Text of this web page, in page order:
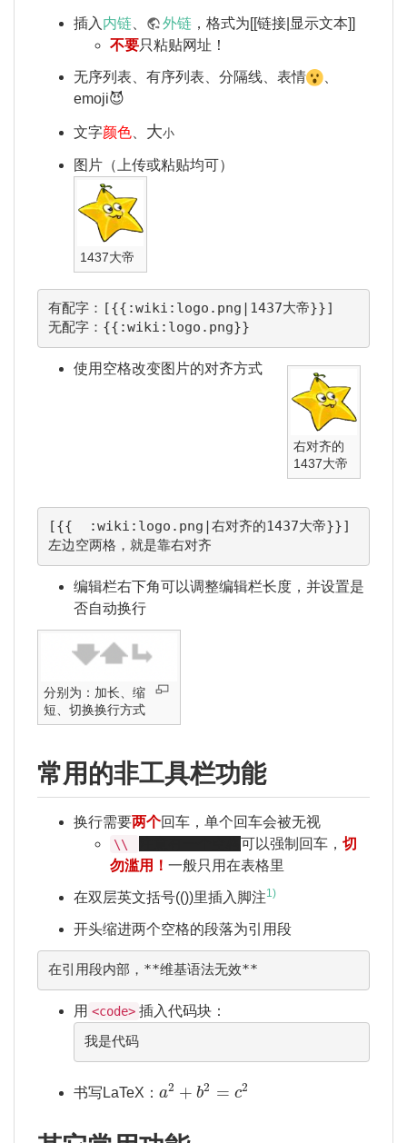
插入 内链 外链 ，格式为[[链接|显示文本]]
不要只粘贴网址！
无序列表、有序列表、分隔线、表情
emoji😈
文字颜色 大小
图片（上传或粘贴均可）
1437大帝
有配字：[{{:wiki:logo.png|1437大帝}}]
无配字：{{:wiki:logo.png}}
使用空格改变图片的对齐方式
右对齐的
1437大帝
[{{  :wiki:logo.png|右对齐的1437大帝}}]
左边空两格，就是靠右对齐
编辑栏右下角可以调整编辑栏长度，并设置是
否自动换行
分别为：加长、缩
短、切换换行方式
常用的非工具栏功能
换行需要两个回车，单个回车会被无视
\\ 可以强制回车， 切
勿滥用！ 一般只用在表格里
在双层英文括号(())里插入脚注1)
开头缩进两个空格的段落为引用段
在引用段内部，**维基语法无效**
用 <code> 插入代码块：
我是代码
书写LaTeX： a2 + b2 = c2
a2 b2